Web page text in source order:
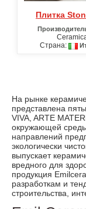
Плитка
Страна:
На рынке
представлена
VIVA, ARTE
окружающей
направлений
экологически
выпускает
вредного для
продукция
разработкам и
строительства,